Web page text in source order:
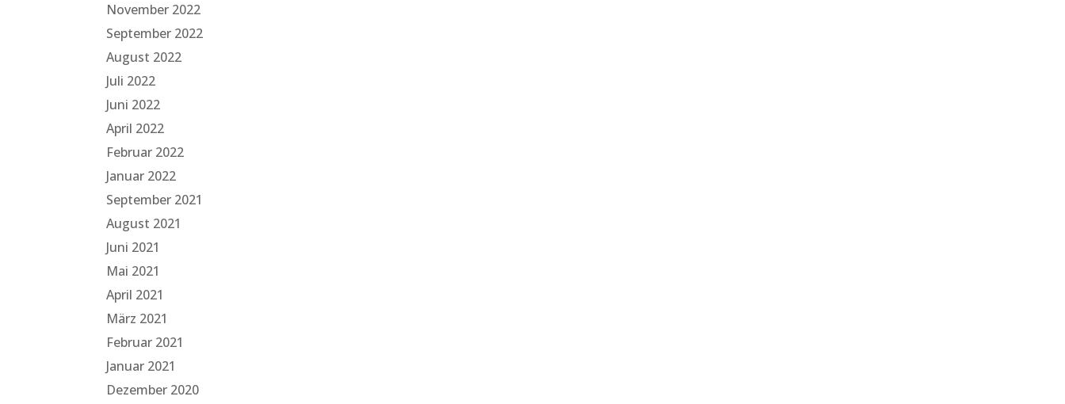
November 2022
September 2022
August 2022
Juli 2022
Juni 2022
April 2022
Februar 2022
Januar 2022
September 2021
August 2021
Juni 2021
Mai 2021
April 2021
März 2021
Februar 2021
Januar 2021
Dezember 2020